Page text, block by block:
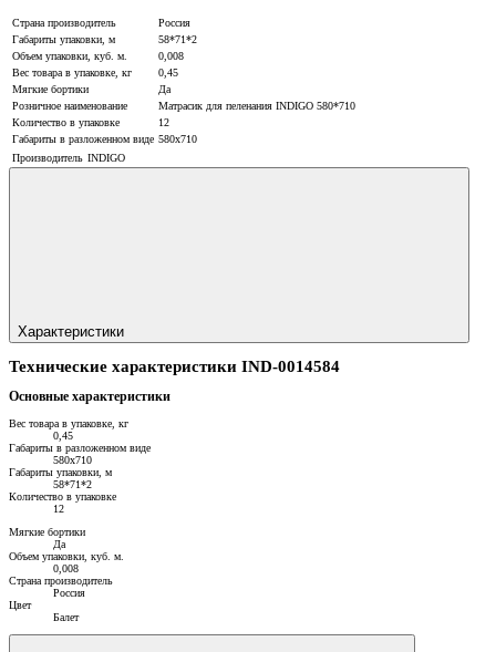
Страна производитель
Россия
Габариты упаковки, м
58*71*2
Объем упаковки, куб. м.
0,008
Вес товара в упаковке, кг
0,45
Мягкие бортики
Да
Розничное наименование
Матрасик для пеленания INDIGO 580*710
Количество в упаковке
12
Габариты в разложенном виде 580х710
Производитель INDIGO
Характеристики
Технические характеристики IND-0014584
Основные характеристики
Вес товара в упаковке, кг
0,45
Габариты в разложенном виде
580х710
Габариты упаковки, м
58*71*2
Количество в упаковке
12
Мягкие бортики
Да
Объем упаковки, куб. м.
0,008
Страна производитель
Россия
Цвет
Балет